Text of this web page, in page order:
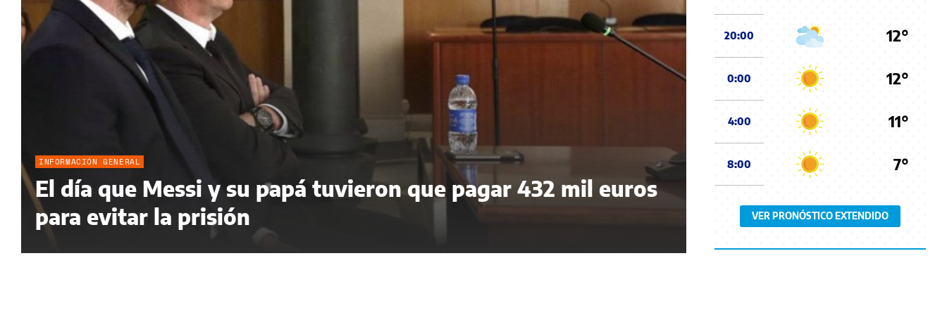
INFORMACIÓN GENERAL
El día que Messi y su papá tuvieron que pagar 432 mil euros
para evitar la prisión
20:00 12°
0:00 12°
4:00 11°
8:00 7°
VER PRONÓSTICO EXTENDIDO